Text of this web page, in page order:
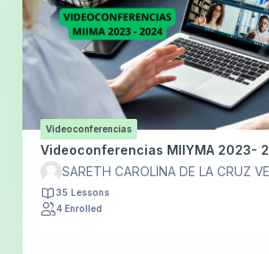
Videoconferencias
Videoconferencias MIIYMA 2023-
SARETH CAROLINA DE LA CRUZ
35 Lessons
4 Enrolled